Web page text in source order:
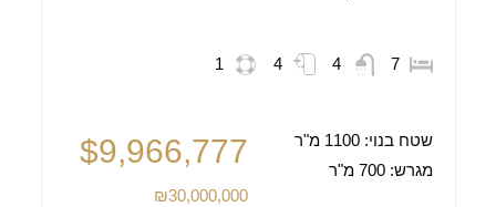
7
4
4
1
שטח בנוי:1100 מ"ר
מגרש:700 מ"ר
$9,966,777
₪30,000,000